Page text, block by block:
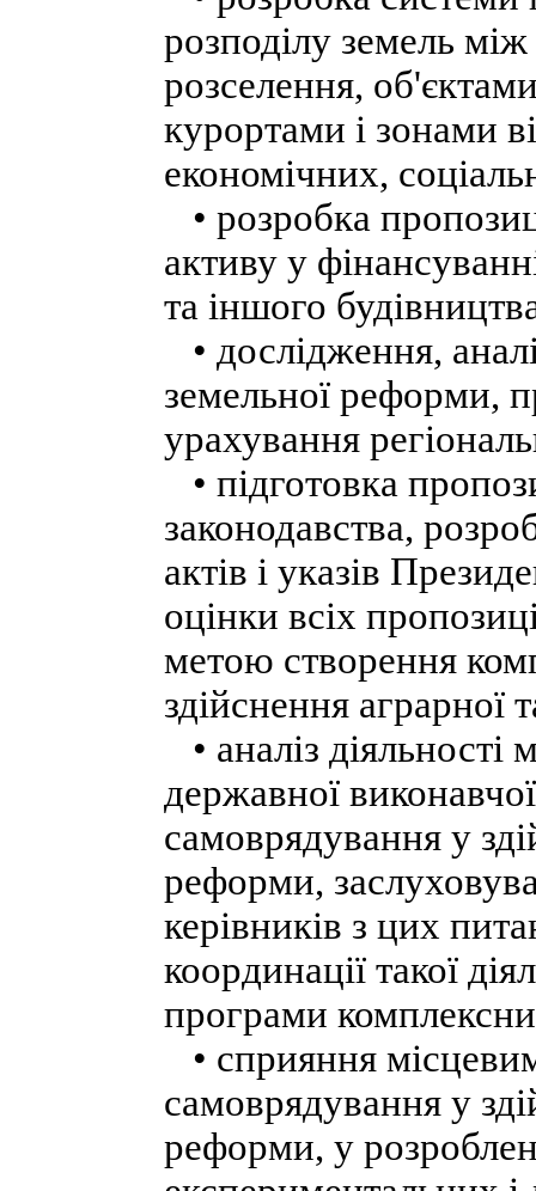
розподілу земель
розселення,
курортами і зонами
економічних,
• розробка
активу у
та іншого
• дослідження,
земельної реформи,
урахування
• підготовка
законодавства,
актів і указів
оцінки всіх
метою створення
здійснення аграрної
• аналіз діяльності
державної
самоврядування у
реформи,
керівників з цих
координації такої
програми
• сприяння
самоврядування у
реформи, у